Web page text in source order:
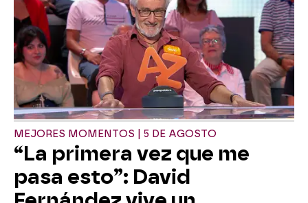
MEJORES MOMENTOS | 5 DE AGOSTO
“La primera vez que me
pasa esto”: David